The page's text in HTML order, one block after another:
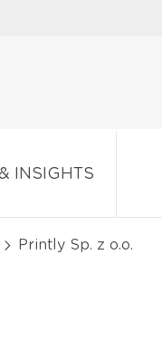
INSIGHTS
Printly Sp. z o.o.